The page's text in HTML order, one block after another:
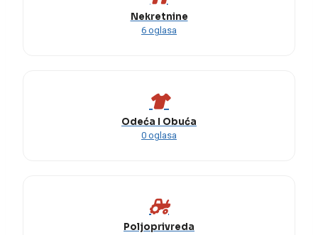
Nekretnine
6 oglasa
Odeća I Obuća
0 oglasa
Poljoprivreda